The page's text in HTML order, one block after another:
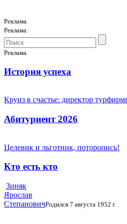
Реклама.
Реклама.
Реклама.
История успеха
Круиз в счастье: директор
Абитуриент 2026
Целевик и льготник, поторопись!
Кто есть кто
Зиняк
Ярослав
СтепановичРодился 7 августа 1952 г.